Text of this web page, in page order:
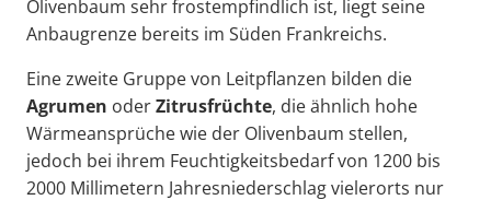
Olivenbaum sehr frostempfindlich ist, liegt seine
Anbaugrenze bereits im Süden Frankreichs.
Eine zweite Gruppe von Leitpflanzen bilden die
Agrumen oderZitrusfrüchte, die ähnlich hohe
Wärmeansprüche wie der Olivenbaum stellen,
jedoch bei ihrem Feuchtigkeitsbedarf von 1200 bis
2000 Millimetern Jahresniederschlag vielerorts nur